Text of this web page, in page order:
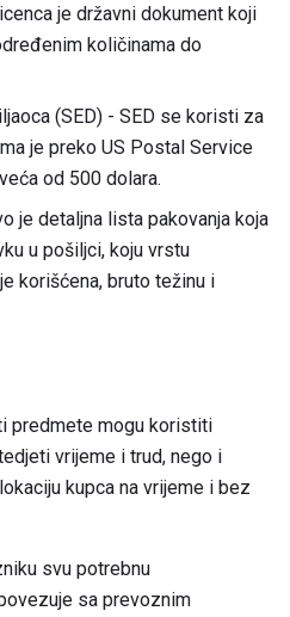
je državni dokument koji
količinama do
(SED) - SED se koristi za
je preko US Postal Service
od 500 dolara.
je detaljna lista pakovanja koja
u pošiljci, koju vrstu
korišćena, bruto težinu i
predmete mogu koristiti
vrijeme i trud, nego i
kupca na vrijeme i bez
svu potrebnu
sa prevoznim